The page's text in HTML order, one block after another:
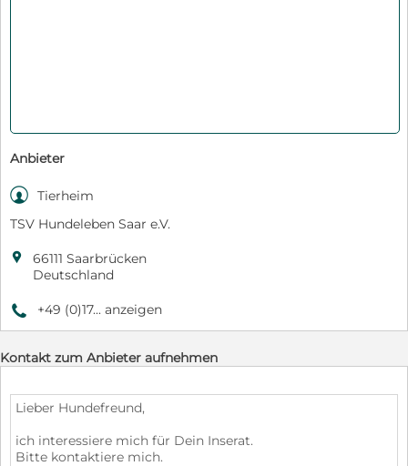
Anbieter
 Tierheim
TSV Hundeleben Saar e.V.

66111 Saarbrücken
Deutschland
9 +49 (0)17... anzeigen
Kontakt zum Anbieter aufnehmen